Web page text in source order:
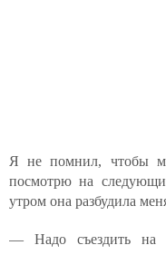
Я не помнил, чтобы
посмотрю на
утром она разбудила
— Надо съездить на